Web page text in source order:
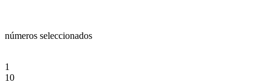
números seleccionados
1
10